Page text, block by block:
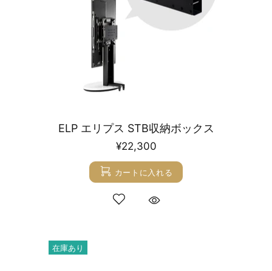
ELP エリプス STB収納ボックス
¥22,300
カートに入れる
在庫あり